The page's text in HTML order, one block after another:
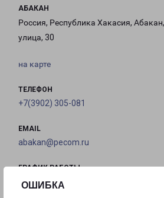
ОШИБКА
АБАКАН
Россия, Республика Хакасия,
улица, 30
на карте
ТЕЛЕФОН
+7(3902) 305-081
EMAIL
abakan@pecom.ru
ГРАФИК РАБОТЫ